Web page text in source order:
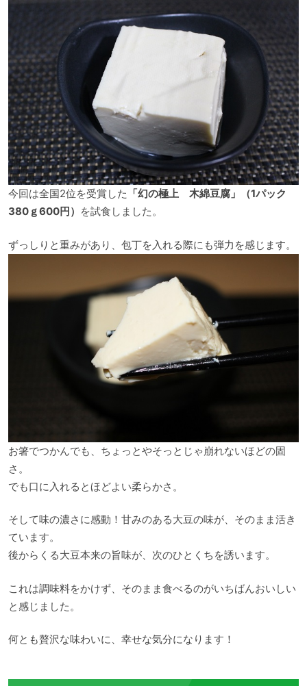
今回は全国2位を受賞した 「幻の極上 木綿豆腐」（1パック
380ｇ600円） を試食しました。
ずっしりと重みがあり、包丁を入れる際にも弾力を感じます。
お箸でつかんでも、ちょっとやそっとじゃ崩れないほどの固
さ。
でも口に入れるとほどよい柔らかさ。
そして味の濃さに感動！甘みのある大豆の味が、そのまま活き
ています。
後からくる大豆本来の旨味が、次のひとくちを誘います。
これは調味料をかけず、そのまま食べるのがいちばんおいしい
と感じました。
何とも贅沢な味わいに、幸せな気分になります！